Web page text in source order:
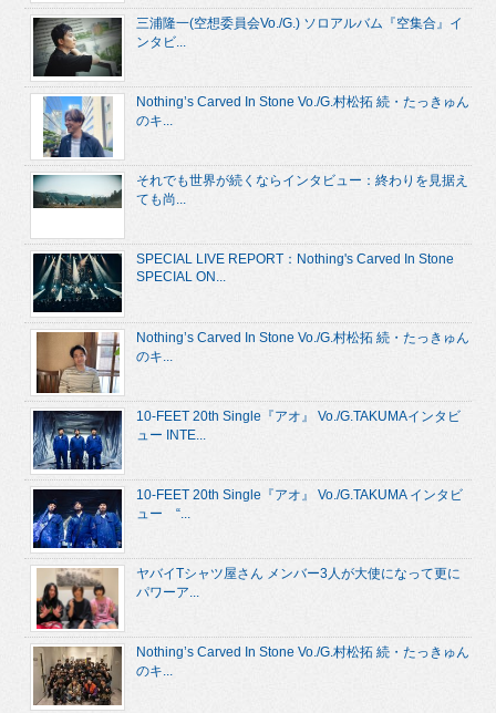
三浦隆一(空想委員会Vo./G.) ソロアルバム『空集合』イ
ンタビ...
Nothing’s Carved In Stone Vo./G.村松拓 続・たっきゅん
のキ...
それでも世界が続くならインタビュー：終わりを見据え
ても尚...
SPECIAL LIVE REPORT：Nothing's Carved In Stone
SPECIAL ON...
Nothing’s Carved In Stone Vo./G.村松拓 続・たっきゅん
のキ...
10-FEET 20th Single『アオ』 Vo./G.TAKUMAインタビ
ュー INTE...
10-FEET 20th Single『アオ』 Vo./G.TAKUMA インタビ
ュー “...
ヤバイTシャツ屋さん メンバー3人が大使になって更に
パワーア...
Nothing’s Carved In Stone Vo./G.村松拓 続・たっきゅん
のキ...